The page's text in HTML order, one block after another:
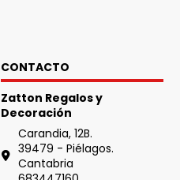
CONTACTO
Zatton Regalos y
Decoración
Carandia, 12B.
39479 - Piélagos.
Cantabria